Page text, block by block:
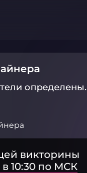
определены.
викторины
в 10:30 по МСК